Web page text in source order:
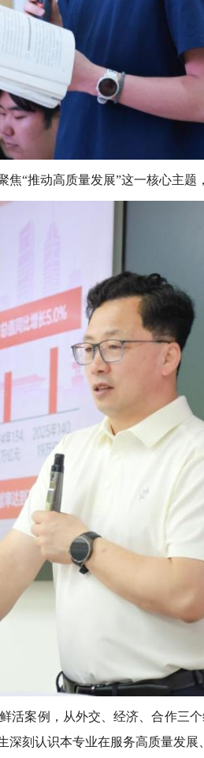
“推动高质量发展”这一核心主
活案例，从外交、经济、合作三
刻认识本专业在服务高质量发展